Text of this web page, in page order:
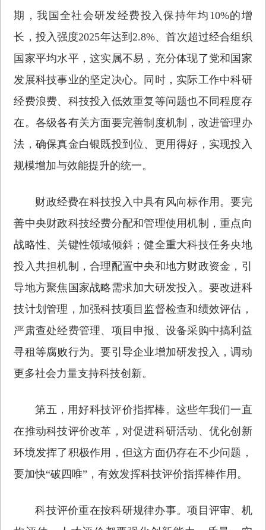
期，我国全社会研发经费投入保持年均10%的增
长，投入强度2025年达到2.8%、首次超过经合组织
国家平均水平，这实属不易，充分体现了党和国家
发展科技事业的坚定决心。同时，实际工作中科研
经费浪费、科技投入低效重复等问题也不同程度存
在。各级各有关方面要完善制度机制，改进管理办
法，确保真金白银既投到位、更用得好，实现投入
规模增加与效能提升的统一。
财政经费在科技投入中具有风向标作用。要完
善中央财政科技经费分配和管理使用机制，重点向
战略性、关键性领域倾斜；健全重大科技任务央地
投入共担机制，合理配置中央和地方财政资金，引
导地方聚焦国家战略需求加大研发投入。要改进科
技计划管理，加强科技项目监督检查和绩效评估，
严肃查处经费管理、项目申报、设备采购中搞利益
寻租等腐败行为。要引导企业增加研发投入，调动
更多社会力量支持科技创新。
第五，用好科技评价指挥棒。这些年我们一直
在推动科技评价改革，对促进科研活动、优化创新
环境发挥了积极作用，但这方面仍存在不少问题，
要加快“破四唯”，有效发挥科技评价指挥棒作用。
科技评价重在按科研规律办事。项目评审、机